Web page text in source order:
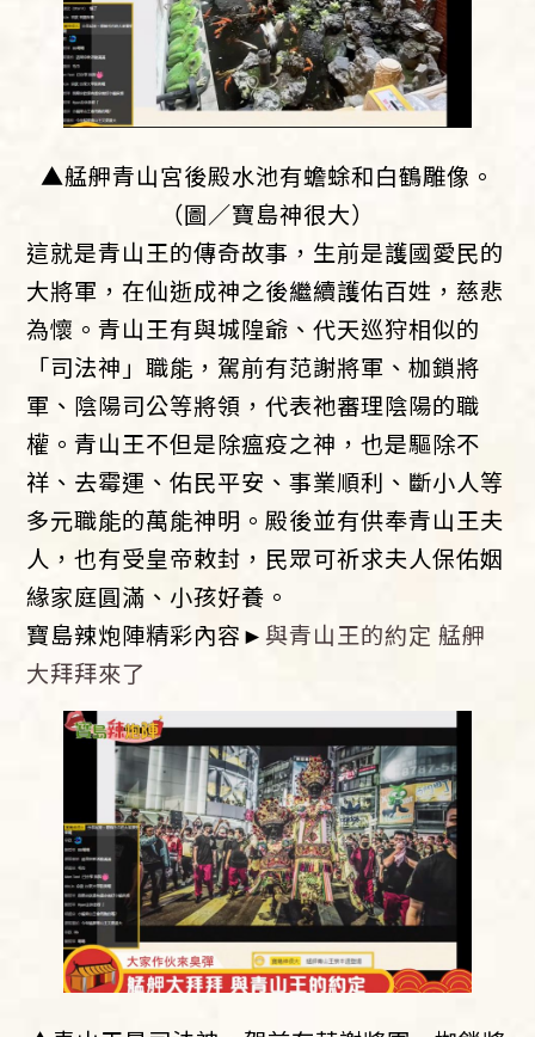
▲艋舺青山宮後殿水池有蟾蜍和白鶴雕像。
（圖／寶島神很大）
這就是青山王的傳奇故事，生前是護國愛民的
大將軍，在仙逝成神之後繼續護佑百姓，慈悲
為懷。青山王有與城隍爺、代天巡狩相似的
「司法神」職能，駕前有范謝將軍、枷鎖將
軍、陰陽司公等將領，代表祂審理陰陽的職
權。青山王不但是除瘟疫之神，也是驅除不
祥、去霉運、佑民平安、事業順利、斷小人等
多元職能的萬能神明。殿後並有供奉青山王夫
人，也有受皇帝敕封，民眾可祈求夫人保佑姻
緣家庭圓滿、小孩好養。
寶島辣炮陣精彩內容►與青山王的約定 艋舺
大拜拜來了